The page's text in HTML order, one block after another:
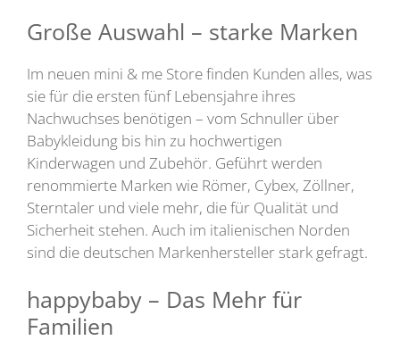
Große Auswahl – starke Marken
Im neuen mini & me Store finden Kunden alles, was
sie für die ersten fünf Lebensjahre ihres
Nachwuchses benötigen – vom Schnuller über
Babykleidung bis hin zu hochwertigen
Kinderwagen und Zubehör. Geführt werden
renommierte Marken wie Römer, Cybex, Zöllner,
Sterntaler und viele mehr, die für Qualität und
Sicherheit stehen. Auch im italienischen Norden
sind die deutschen Markenhersteller stark gefragt.
happybaby – Das Mehr für
Familien